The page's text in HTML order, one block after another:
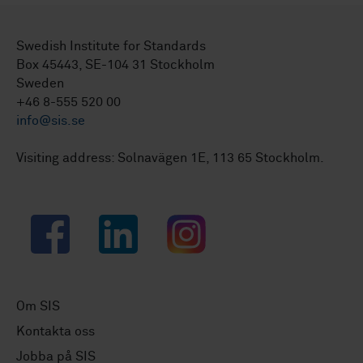
Swedish Institute for Standards
Box 45443, SE-104 31 Stockholm
Sweden
+46 8-555 520 00
info@sis.se
Visiting address: Solnavägen 1E, 113 65 Stockholm.
Facebook LinkedIn Instagram
Om SIS
Kontakta oss
Jobba på SIS